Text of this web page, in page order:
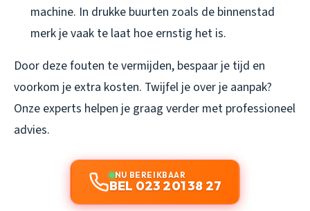
machine. In drukke buurten zoals de binnenstad
merk je vaak te laat hoe ernstig het is.
Door deze fouten te vermijden, bespaar je tijd en
voorkom je extra kosten. Twijfel je over je aanpak?
Onze experts helpen je graag verder met professioneel
advies.
NU BEREIKBAAR
BEL 023 201 38 27